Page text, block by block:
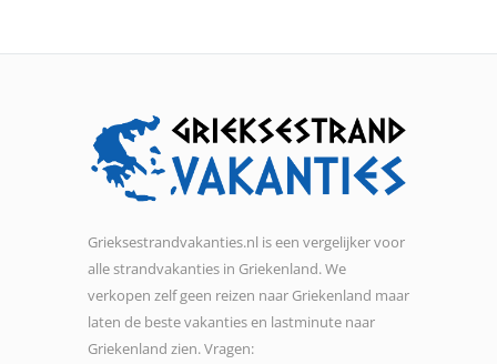
Grieksestrandvakanties.nl is een vergelijker voor
alle strandvakanties in Griekenland. We
verkopen zelf geen reizen naar Griekenland maar
laten de beste vakanties en lastminute naar
Griekenland zien. Vragen: